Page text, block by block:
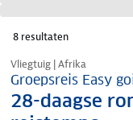
8 resultaten
Vliegtuig | Afrika
Groepsreis Easy
28-daagse